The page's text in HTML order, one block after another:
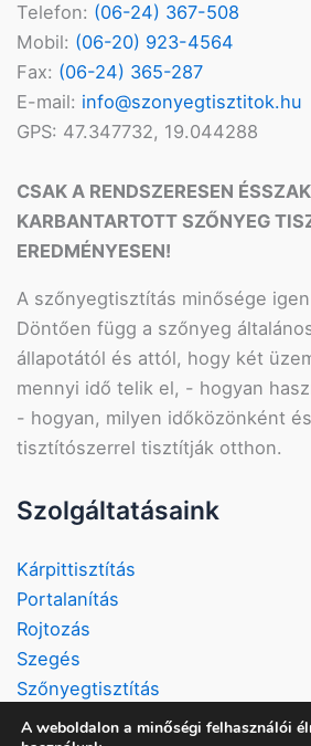
Telefon: (06-24) 367-508
Mobil: (06-20) 923-4564
Fax: (06-24) 365-287
E-mail: info@szonyegtisztitok.hu
GPS: 47.347732, 19.044288
CSAK A RENDSZERESEN ÉS
KARBANTARTOTT SZŐNYEG
EREDMÉNYESEN!
A szőnyegtisztítás minősége
Döntően függ a szőnyeg
állapotától és attól, hogy két
mennyi idő telik el, - hogyan
- hogyan, milyen időközönként
tisztítószerrel tisztítják otthon.
Szolgáltatásaink
Kárpittisztítás
Portalanítás
Rojtozás
Szegés
Szőnyegtisztítás
Vizeletkezelés
A weboldalon a minőségi felhasználói